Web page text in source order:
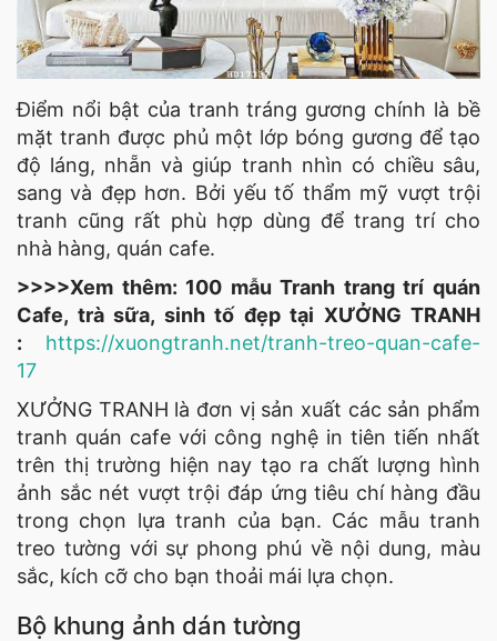
Điểm nổi bật của tranh tráng gương chính là bề
mặt tranh được phủ một lớp bóng gương để tạo
độ láng, nhẵn và giúp tranh nhìn có chiều sâu,
sang và đẹp hơn. Bởi yếu tố thẩm mỹ vượt trội
tranh cũng rất phù hợp dùng để trang trí cho
nhà hàng, quán cafe.
>>>>Xem thêm: 100 mẫu Tranh trang trí quán
Cafe, trà sữa, sinh tố đẹp tại XƯỞNG TRANH
: https://xuongtranh.net/tranh-treo-quan-cafe-
17
XƯỞNG TRANH là đơn vị sản xuất các sản phẩm
tranh quán cafe với công nghệ in tiên tiến nhất
trên thị trường hiện nay tạo ra chất lượng hình
ảnh sắc nét vượt trội đáp ứng tiêu chí hàng đầu
trong chọn lựa tranh của bạn. Các mẫu tranh
treo tường với sự phong phú về nội dung, màu
sắc, kích cỡ cho bạn thoải mái lựa chọn.
Bộ khung ảnh dán tường